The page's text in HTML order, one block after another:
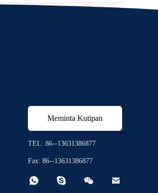
Meminta Kutipan
TEL: 86--13631386877
Fax: 86--13631386877
   